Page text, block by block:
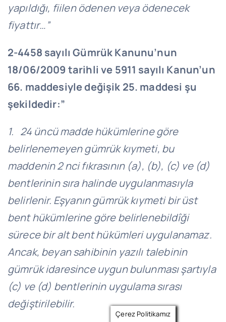
yapıldığı, fiilen ödenen veya ödenecek
fiyattır…”
2-4458 sayılı Gümrük Kanunu’nun
18/06/2009 tarihli ve 5911 sayılı Kanun’un
66. maddesiyle değişik 25. maddesi şu
şekildedir:”
1. 24 üncü madde hükümlerine göre
belirlenemeyen gümrük kıymeti, bu
maddenin 2 nci fıkrasının (a), (b), (c) ve (d)
bentlerinin sıra halinde uygulanmasıyla
belirlenir. Eşyanın gümrük kıymeti bir üst
bent hükümlerine göre belirlenebildîği
sürece bir alt bent hükümleri uygulanamaz.
Ancak, beyan sahibinin yazılı talebinin
gümrük idaresince uygun bulunması şartıyla
(c) ve (d) bentlerinin uygulama sırası
değiştirilebilir.
Çerez Politikamız